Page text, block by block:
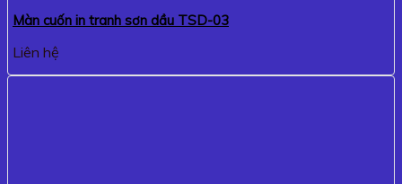
Màn cuốn in tranh sơn dầu TSD-03
Liên hệ